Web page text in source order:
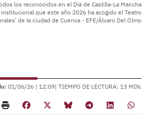
los reconocidos en el Día de Castilla-La Mancha
que este año 2026 ha acogido el Teatro
de la ciudad de Cuenca - EFE/Álvaro Del Olmo
01/06/26 | 12:09| TIEMPO DE LECTURA: 13 MIN.